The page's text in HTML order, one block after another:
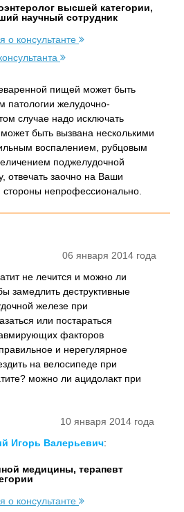
высшей категории,
научный сотрудник
консультанте
пищей может быть
патологии желудочно-
случае надо исключать
быть вызвана несколькими
воспалением, рубцовым
поджелудочной
отвечать заочно на Ваши
непрофессионально.
06 января 2014 года
не лечится и можно ли
замедлить деструктивные
железе при
или постараться
факторов
и нерегулярное
на велосипеде при
можно ли ацидолакт при
10 января 2014 года
Игорь Валерьевич:
медицины, терапевт
консультанте